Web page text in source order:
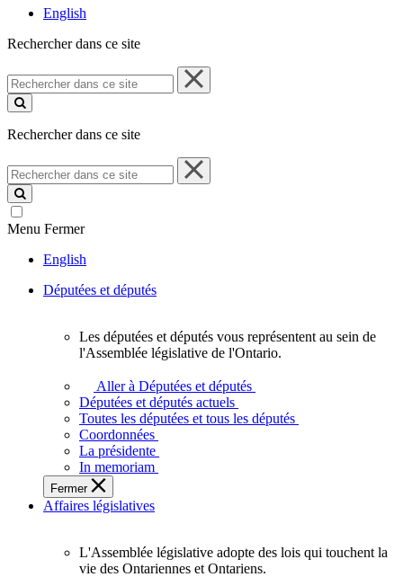
English
Rechercher dans ce site
Rechercher
dans
ce
Rechercher dans ce site
Rechercher
dans
ce
site
Menu Fermer
English
Députées et députés
députés
vous
représentent
sein
de
l'Assemblée
législative
l'Ontario.
Les députées et députés vous représentent au sein de
l'Assemblée législative de l'Ontario.
Aller à Députées et députés
Députées et députés actuels
Toutes les députées et tous les députés
Coordonnées
La présidente
In memoriam
Fermer
Affaires législatives
L'Assemblée
L'Assemblée législative adopte des lois qui touchent la
vie des Ontariennes et Ontariens.